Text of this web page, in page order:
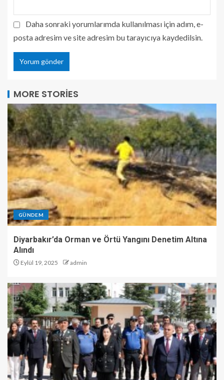
Daha sonraki yorumlarımda kullanılması için adım, e-
posta adresim ve site adresim bu tarayıcıya kaydedilsin.
MORE STORIES
GÜNDEM
Diyarbakır’da Orman ve Örtü Yangını Denetim Altına
Alındı
Eylül 19, 2025 admin